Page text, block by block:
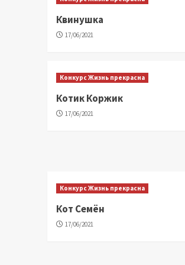
Квинушка
17/06/2021
Конкурс Жизнь прекрасна
Котик Коржик
17/06/2021
Конкурс Жизнь прекрасна
Кот Семён
17/06/2021